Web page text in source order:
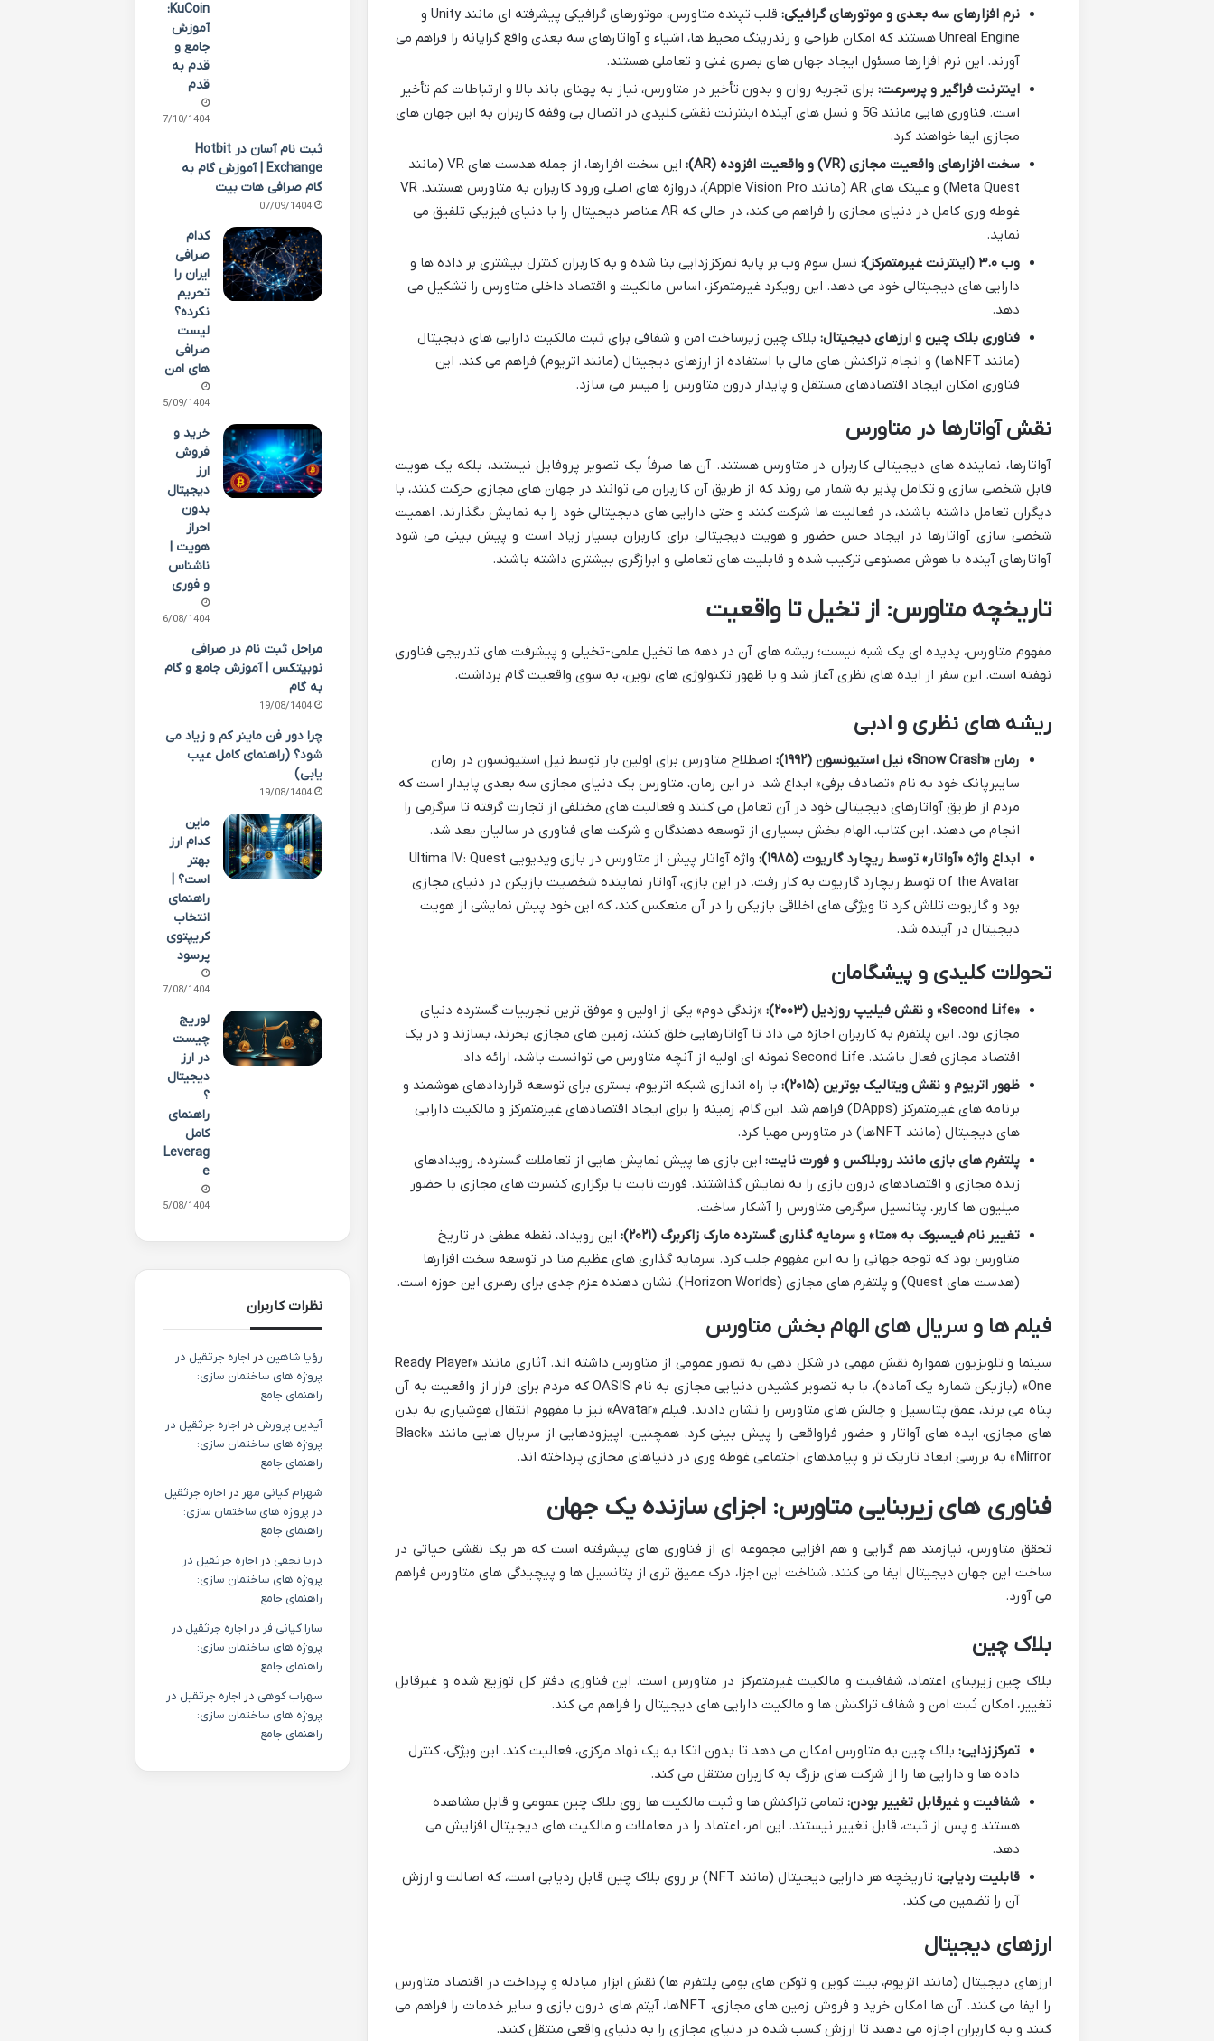
نرم افزارهای سه بعدی و موتورهای گرافیکی:
قلب تپنده متاورس، موتورهای گرافیکی پیشرفته ای مانند Unity و
Unreal Engine هستند که امکان طراحی و رندرینگ محیط ها، اشیاء و آواتارهای سه بعدی واقع گرایانه را فراهم می
آورند. این نرم افزارها مسئول ایجاد جهان های بصری غنی و تعاملی هستند.
اینترنت فراگیر و پرسرعت: برای تجربه روان و بدون تأخیر در متاورس، نیاز به پهنای باند بالا و ارتباطات کم تأخیر
است. فناوری هایی مانند 5G و نسل های آینده اینترنت نقشی کلیدی در اتصال بی وقفه کاربران به این جهان های
مجازی ایفا خواهند کرد.
سخت افزارهای واقعیت مجازی (VR) و واقعیت افزوده (AR):
این سخت افزارها، از جمله هدست های VR (مانند
Meta Quest) و عینک های AR (مانند Apple Vision Pro)، دروازه های اصلی ورود کاربران به متاورس هستند. VR
غوطه وری کامل در دنیای مجازی را فراهم می کند، در حالی که AR عناصر دیجیتال را با دنیای فیزیکی تلفیق می
نماید.
وب ۳.۰ (اینترنت غیرمتمرکز):
نسل سوم وب بر پایه تمرکززدایی بنا شده و به کاربران کنترل بیشتری بر داده ها و
دارایی های دیجیتالی خود می دهد. این رویکرد غیرمتمرکز، اساس مالکیت و اقتصاد داخلی متاورس را تشکیل می
دهد.
فناوری بلاک چین و ارزهای دیجیتال: بلاک چین زیرساخت امن و شفافی برای ثبت مالکیت دارایی های دیجیتال
(مانند NFTها) و انجام تراکنش های مالی با استفاده از ارزهای دیجیتال (مانند اتریوم) فراهم می کند. این
فناوری امکان ایجاد اقتصادهای مستقل و پایدار درون متاورس را میسر می سازد.
نقش آواتارها در متاورس
آواتارها، نماینده های دیجیتالی کاربران در متاورس هستند. آن ها صرفاً یک تصویر پروفایل نیستند، بلکه یک هویت
قابل شخصی سازی و تکامل پذیر به شمار می روند که از طریق آن کاربران می توانند در جهان های مجازی حرکت کنند، با
دیگران تعامل داشته باشند، در فعالیت ها شرکت کنند و حتی دارایی های دیجیتالی خود را به نمایش بگذارند. اهمیت
شخصی سازی آواتارها در ایجاد حس حضور و هویت دیجیتالی برای کاربران بسیار زیاد است و پیش بینی می شود
آواتارهای آینده با هوش مصنوعی ترکیب شده و قابلیت های تعاملی و ابرازگری بیشتری داشته باشند.
تاریخچه متاورس: از تخیل تا واقعیت
مفهوم متاورس، پدیده ای یک شبه نیست؛ ریشه های آن در دهه ها تخیل علمی-تخیلی و پیشرفت های تدریجی فناوری
نهفته است. این سفر از ایده های نظری آغاز شد و با ظهور تکنولوژی های نوین، به سوی واقعیت گام برداشت.
ریشه های نظری و ادبی
رمان «Snow Crash» نیل استیونسون (۱۹۹۲):
اصطلاح متاورس برای اولین بار توسط نیل استیونسون در رمان
سایبرپانک خود به نام «تصادف برفی» ابداع شد. در این رمان، متاورس یک دنیای مجازی سه بعدی پایدار است که
مردم از طریق آواتارهای دیجیتالی خود در آن تعامل می کنند و فعالیت های مختلفی از تجارت گرفته تا سرگرمی را
انجام می دهند. این کتاب، الهام بخش بسیاری از توسعه دهندگان و شرکت های فناوری در سالیان بعد شد.
ابداع واژه «آواتار» توسط ریچارد گاریوت (۱۹۸۵):
واژه آواتار پیش از متاورس در بازی ویدیویی Ultima IV: Quest
of the Avatar توسط ریچارد گاریوت به کار رفت. در این بازی، آواتار نماینده شخصیت بازیکن در دنیای مجازی
بود و گاریوت تلاش کرد تا ویژگی های اخلاقی بازیکن را در آن منعکس کند، که این خود پیش نمایشی از هویت
دیجیتال در آینده شد.
تحولات کلیدی و پیشگامان
«Second Life» و نقش فیلیپ روزدیل (۲۰۰۳):
«زندگی دوم» یکی از اولین و موفق ترین تجربیات گسترده دنیای
مجازی بود. این پلتفرم به کاربران اجازه می داد تا آواتارهایی خلق کنند، زمین های مجازی بخرند، بسازند و در یک
اقتصاد مجازی فعال باشند. Second Life نمونه ای اولیه از آنچه متاورس می توانست باشد، ارائه داد.
ظهور اتریوم و نقش ویتالیک بوترین (۲۰۱۵):
با راه اندازی شبکه اتریوم، بستری برای توسعه قراردادهای هوشمند و
برنامه های غیرمتمرکز (DApps) فراهم شد. این گام، زمینه را برای ایجاد اقتصادهای غیرمتمرکز و مالکیت دارایی
های دیجیتال (مانند NFTها) در متاورس مهیا کرد.
پلتفرم های بازی مانند روبلاکس و فورت نایت: این بازی ها پیش نمایش هایی از تعاملات گسترده، رویدادهای
زنده مجازی و اقتصادهای درون بازی را به نمایش گذاشتند. فورت نایت با برگزاری کنسرت های مجازی با حضور
میلیون ها کاربر، پتانسیل سرگرمی متاورس را آشکار ساخت.
تغییر نام فیسبوک به «متا» و سرمایه گذاری گسترده مارک زاکربرگ (۲۰۲۱):
این رویداد، نقطه عطفی در تاریخ
متاورس بود که توجه جهانی را به این مفهوم جلب کرد. سرمایه گذاری های عظیم متا در توسعه سخت افزارها
(هدست های Quest) و پلتفرم های مجازی (Horizon Worlds)، نشان دهنده عزم جدی برای رهبری این حوزه است.
فیلم ها و سریال های الهام بخش متاورس
سینما و تلویزیون همواره نقش مهمی در شکل دهی به تصور عمومی از متاورس داشته اند. آثاری مانند «Ready Player
One» (بازیکن شماره یک آماده)، با به تصویر کشیدن دنیایی مجازی به نام OASIS که مردم برای فرار از واقعیت به آن
پناه می برند، عمق پتانسیل و چالش های متاورس را نشان دادند. فیلم «Avatar» نیز با مفهوم انتقال هوشیاری به بدن
های مجازی، ایده های آواتار و حضور فراواقعی را پیش بینی کرد. همچنین، اپیزودهایی از سریال هایی مانند «Black
Mirror» به بررسی ابعاد تاریک تر و پیامدهای اجتماعی غوطه وری در دنیاهای مجازی پرداخته اند.
فناوری های زیربنایی متاورس: اجزای سازنده یک جهان
تحقق متاورس، نیازمند هم گرایی و هم افزایی مجموعه ای از فناوری های پیشرفته است که هر یک نقشی حیاتی در
ساخت این جهان دیجیتال ایفا می کنند. شناخت این اجزا، درک عمیق تری از پتانسیل ها و پیچیدگی های متاورس فراهم
می آورد.
بلاک چین
بلاک چین زیربنای اعتماد، شفافیت و مالکیت غیرمتمرکز در متاورس است. این فناوری دفتر کل توزیع شده و غیرقابل
تغییر، امکان ثبت امن و شفاف تراکنش ها و مالکیت دارایی های دیجیتال را فراهم می کند.
تمرکززدایی: بلاک چین به متاورس امکان می دهد تا بدون اتکا به یک نهاد مرکزی، فعالیت کند. این ویژگی، کنترل
داده ها و دارایی ها را از شرکت های بزرگ به کاربران منتقل می کند.
شفافیت و غیرقابل تغییر بودن: تمامی تراکنش ها و ثبت مالکیت ها روی بلاک چین عمومی و قابل مشاهده
هستند و پس از ثبت، قابل تغییر نیستند. این امر، اعتماد را در معاملات و مالکیت های دیجیتال افزایش می
دهد.
قابلیت ردیابی:
تاریخچه هر دارایی دیجیتال (مانند NFT) بر روی بلاک چین قابل ردیابی است، که اصالت و ارزش
آن را تضمین می کند.
ارزهای دیجیتال
ارزهای دیجیتال (مانند اتریوم، بیت کوین و توکن های بومی پلتفرم ها) نقش ابزار مبادله و پرداخت در اقتصاد متاورس
را ایفا می کنند. آن ها امکان خرید و فروش زمین های مجازی، NFTها، آیتم های درون بازی و سایر خدمات را فراهم می
کنند و به کاربران اجازه می دهند تا ارزش کسب شده در دنیای مجازی را به دنیای واقعی منتقل کنند.
KuCoin:
آموزش
جامع و
قدم به
قدم
07/10/1404
ثبت نام آسان در Hotbit
Exchange | آموزش گام به
گام صرافی هات بیت
07/09/1404
کدام
صرافی
ایران را
تحریم
نکرده؟
لیست
صرافی
های امن
05/09/1404
خرید و
فروش
ارز
دیجیتال
بدون
احراز
هویت |
ناشناس
و فوری
26/08/1404
مراحل ثبت نام در صرافی
نوبیتکس | آموزش جامع و گام
به گام
19/08/1404
چرا دور فن ماینر کم و زیاد می
شود؟ (راهنمای کامل عیب
یابی)
19/08/1404
ماین
کدام ارز
بهتر
است؟ |
راهنمای
انتخاب
کریپتوی
پرسود
17/08/1404
لوریج
چیست
در ارز
دیجیتال
؟
راهنمای
کامل
Leverag
e
15/08/1404
نظرات کاربران
رؤیا شاهین در اجاره جرثقیل در
پروژه های ساختمان سازی:
راهنمای جامع
آیدین پرورش در اجاره جرثقیل در
پروژه های ساختمان سازی:
راهنمای جامع
شهرام کیانی مهر در اجاره جرثقیل
در پروژه های ساختمان سازی:
راهنمای جامع
دریا نجفی در اجاره جرثقیل در
پروژه های ساختمان سازی:
راهنمای جامع
سارا کیانی فر در اجاره جرثقیل در
پروژه های ساختمان سازی:
راهنمای جامع
سهراب کوهی در اجاره جرثقیل در
پروژه های ساختمان سازی:
راهنمای جامع